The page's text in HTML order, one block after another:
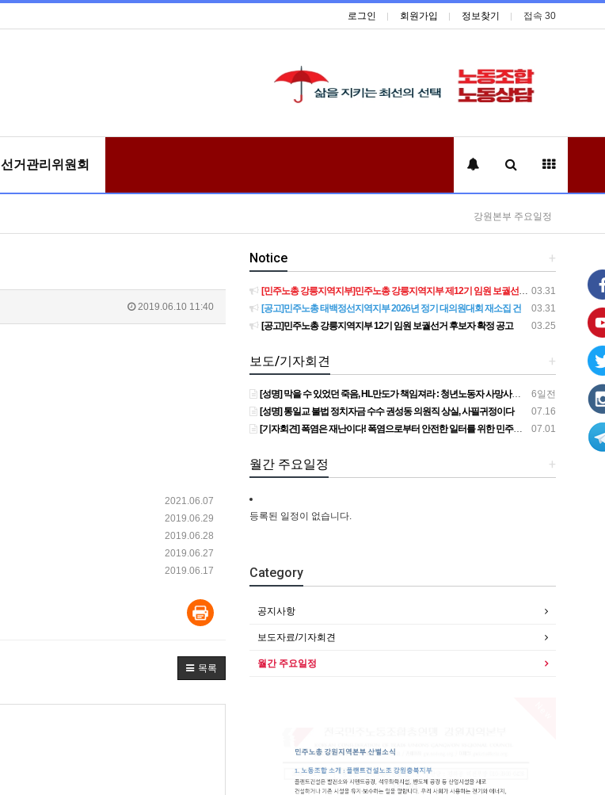
로그인 회원가입 정보찾기 접속 30
선거관리위원회
강원본부 주요일정
2019.06.10 11:40
2021.06.07
2019.06.29
2019.06.28
2019.06.27
2019.06.17
목록
+
Notice
03.31
[민주노총 강릉지역지부]민주노총 강릉지역지부 제12기 임원 보궐선거결과 공고
03.31
[공고]민주노총 태백정선지역지부 2026년 정기 대의원대회 재소집 건
03.25
[공고]민주노총 강릉지역지부 12기 임원 보궐선거 후보자 확정 공고
+
보도/기자회견
6일전
[성명] 막을 수 있었던 죽음, HL만도가 책임져라 : 청년노동자 사망사고의 철저한 진상규명과 재발방지 대책 마련하라
07.16
[성명] 통일교 불법 정치자금 수수 권성동 의원직 상실, 사필귀정이다
07.01
[기자회견] 폭염은 재난이다! 폭염으로부터 안전한 일터를 위한 민주노총 강원지역본부 폭염감시단 선포 기자회견
+
월간 주요일정
등록된 일정이 없습니다.
Category
공지사항
보도자료/기자회견
월간 주요일정